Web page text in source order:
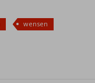
wensen